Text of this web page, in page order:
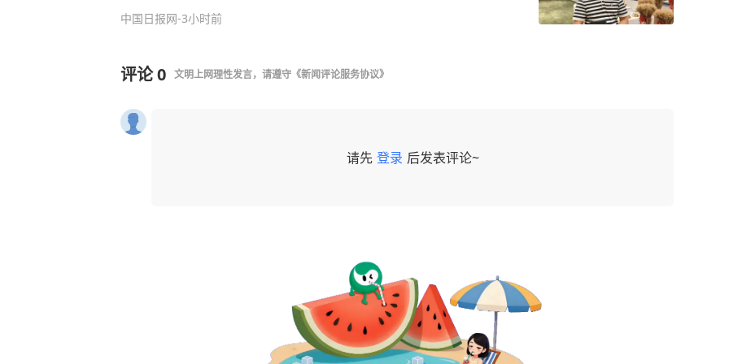
中国日报网-3小时前
评论0 文明上网理性发言，请遵守 《新闻评论服务协议》
请先 登录 后发表评论~